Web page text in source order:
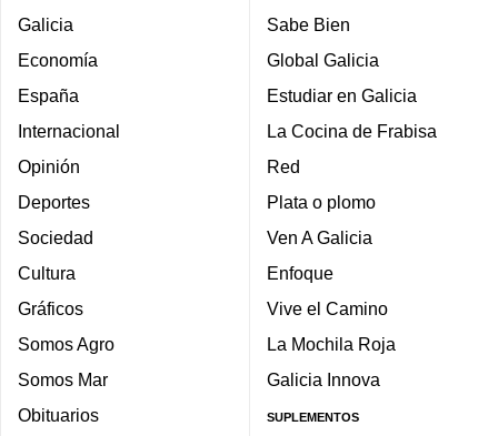
Galicia
Economía
España
Internacional
Opinión
Deportes
Sociedad
Cultura
Gráficos
Somos Agro
Somos Mar
Obituarios
Sabe Bien
Global Galicia
Estudiar en Galicia
La Cocina de Frabisa
Red
Plata o plomo
Ven A Galicia
Enfoque
Vive el Camino
La Mochila Roja
Galicia Innova
SUPLEMENTOS